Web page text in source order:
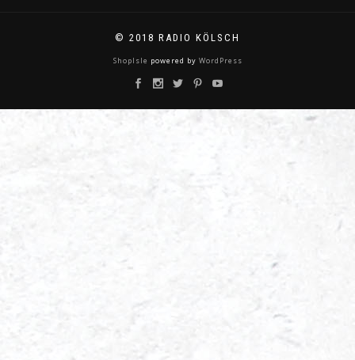
© 2018 RADIO KÖLSCH
ShopIsle powered by WordPress